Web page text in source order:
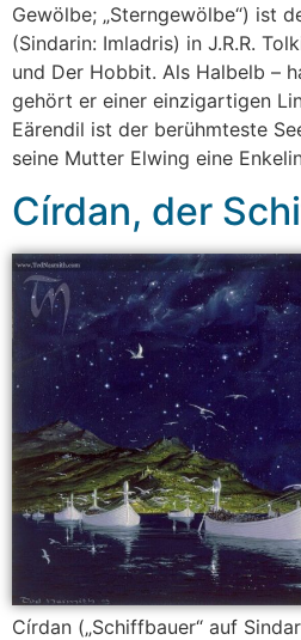
Gewölbe; „Sterngewölbe“) ist
(Sindarin: Imladris) in J.R.R.
und Der Hobbit. Als Halbelb –
gehört er einer einzigartigen
Eärendil ist der berühmteste
seine Mutter Elwing eine
Círdan, der
Círdan („Schiffbauer“ auf